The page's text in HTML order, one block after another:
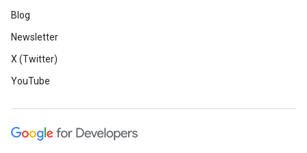
Blog
Newsletter
X (Twitter)
YouTube